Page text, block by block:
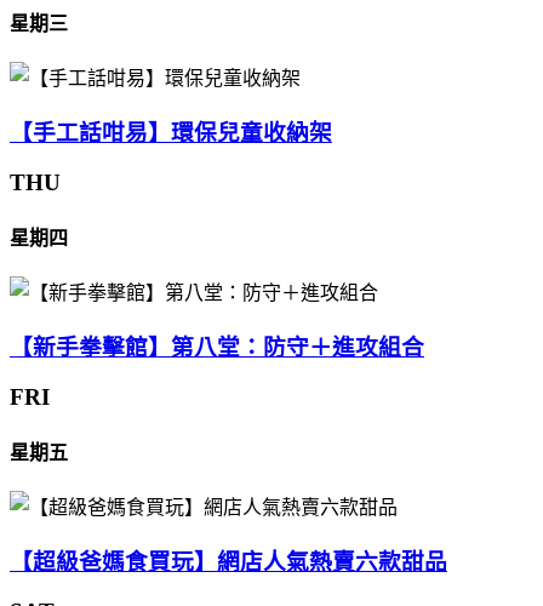
星期三
【手工話咁易】環保兒童收納架
THU
星期四
【新手拳擊館】第八堂：防守＋進攻組合
FRI
星期五
【超級爸媽食買玩】網店人氣熱賣六款甜品